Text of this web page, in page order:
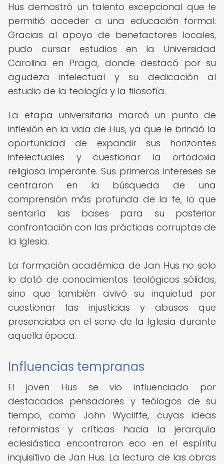
Hus demostró un talento excepcional que le
permitió acceder a una educación formal.
Gracias al apoyo de benefactores locales,
pudo cursar estudios en la Universidad
Carolina en Praga, donde destacó por su
agudeza intelectual y su dedicación al
estudio de la teología y la filosofía.
La etapa universitaria marcó un punto de
inflexión en la vida de Hus, ya que le brindó la
oportunidad de expandir sus horizontes
intelectuales y cuestionar la ortodoxia
religiosa imperante. Sus primeros intereses se
centraron en la búsqueda de una
comprensión más profunda de la fe, lo que
sentaría las bases para su posterior
confrontación con las prácticas corruptas de
la Iglesia.
La formación académica de Jan Hus no solo
lo dotó de conocimientos teológicos sólidos,
sino que también avivó su inquietud por
cuestionar las injusticias y abusos que
presenciaba en el seno de la Iglesia durante
aquella época.
Influencias tempranas
El joven Hus se vio influenciado por
destacados pensadores y teólogos de su
tiempo, como John Wycliffe, cuyas ideas
reformistas y críticas hacia la jerarquía
eclesiástica encontraron eco en el espíritu
inquisitivo de Jan Hus. La lectura de las obras